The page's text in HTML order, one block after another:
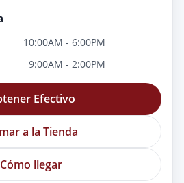
10:00AM - 6:00PM
9:00AM - 2:00PM
Efectivo
a la Tienda
Cómo llegar